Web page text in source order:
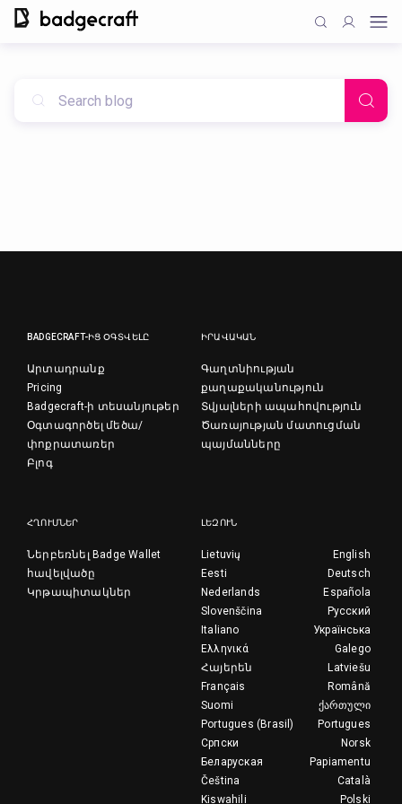
BADGECRAFT-ԻՑ ՕԳՏՎԵԼԸ
Արտադրանք
Pricing
Badgecraft-ի տեսանյութեր
Օգտագործել մեծա/
փոքրատառեր
Բլոգ
ԻՐԱՎԱԿԱՆ
Գաղտնիության
քաղաքականություն
Տվյալների ապահովություն
Ծառայության մատուցման
պայմանները
ՀՂՈՒՄՆԵՐ
Ներբեռնել Badge Wallet
հավելվածը
Կրթապիտակներ
ԼԵԶՈՒՆ
English
Lietuvių
Deutsch
Eesti
Española
Nederlands
Русский
Slovenščina
Українська
Italiano
Galego
Ελληνικά
Latviešu
Հայերեն
Română
Français
ქართული
Suomi
Portugues
Portugues (Brasil)
Norsk
Српски
Papiamentu
Беларуская
Català
Čeština
Polski
Kiswahili